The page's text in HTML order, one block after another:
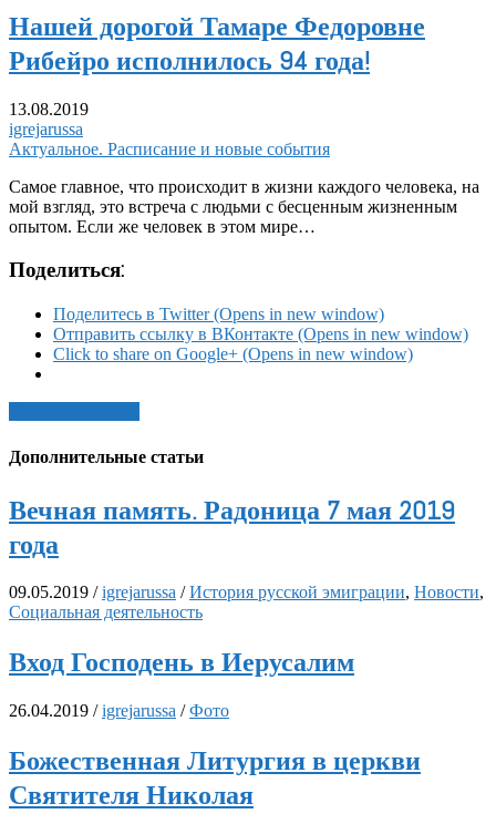
Нашей дорогой Тамаре Федоровне
Рибейро исполнилось 94 года!
13.08.2019
igrejarussa
Актуальное. Расписание и новые события
Самое главное, что происходит в жизни каждого человека, на
мой взгляд, это встреча с людьми с бесценным жизненным
опытом. Если же человек в этом мире…
Поделиться:
Поделитесь в Twitter (Opens in new window)
Отправить ссылку в ВКонтакте (Opens in new window)
Click to share on Google+ (Opens in new window)
Дополнительные статьи
Вечная память. Радоница 7 мая 2019
года
09.05.2019 /igrejarussa /История русской эмиграции, Новости,
Социальная деятельность
Вход Господень в Иерусалим
26.04.2019 /igrejarussa /Фото
Божественная Литургия в церкви
Святителя Николая